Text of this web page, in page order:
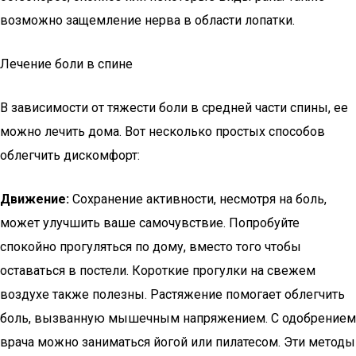
возможно защемление нерва в области лопатки.
Лечение боли в спине
В зависимости от тяжести боли в средней части спины, ее
можно лечить дома. Вот несколько простых способов
облегчить дискомфорт:
Движение: Сохранение активности, несмотря на боль,
может улучшить ваше самочувствие. Попробуйте
спокойно прогуляться по дому, вместо того чтобы
оставаться в постели. Короткие прогулки на свежем
воздухе также полезны. Растяжение помогает облегчить
боль, вызванную мышечным напряжением. С одобрением
врача можно заниматься йогой или пилатесом. Эти методы